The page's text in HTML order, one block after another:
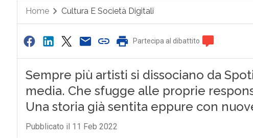
Home Cultura E Società Digitali
Partecipa al dibattito
Sempre più artisti si dissociano da
media. Che sfugge alle proprie
Una storia già sentita eppure con
Pubblicato il 11 Feb 2022